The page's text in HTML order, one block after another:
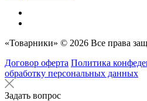
«Товарники» © 2026 Все права
Договор оферта Политика
обработку персональных данных
Задать вопрос